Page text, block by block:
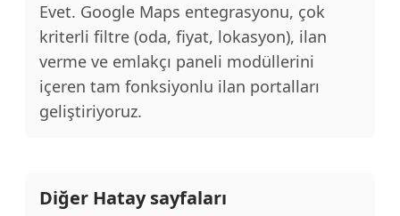
Evet. Google Maps entegrasyonu, çok
kriterli filtre (oda, fiyat, lokasyon), ilan
verme ve emlakçı paneli modüllerini
içeren tam fonksiyonlu ilan portalları
geliştiriyoruz.
Diğer Hatay sayfaları